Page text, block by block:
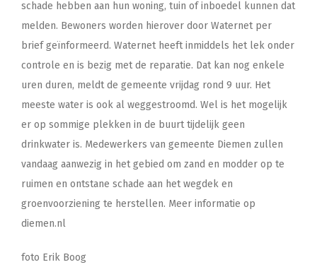
schade hebben aan hun woning, tuin of inboedel kunnen dat
melden. Bewoners worden hierover door Waternet per
brief geïnformeerd. Waternet heeft inmiddels het lek onder
controle en is bezig met de reparatie. Dat kan nog enkele
uren duren, meldt de gemeente vrijdag rond 9 uur. Het
meeste water is ook al weggestroomd. Wel is het mogelijk
er op sommige plekken in de buurt tijdelijk geen
drinkwater is. Medewerkers van gemeente Diemen zullen
vandaag aanwezig in het gebied om zand en modder op te
ruimen en ontstane schade aan het wegdek en
groenvoorziening te herstellen. Meer informatie op
diemen.nl
foto Erik Boog